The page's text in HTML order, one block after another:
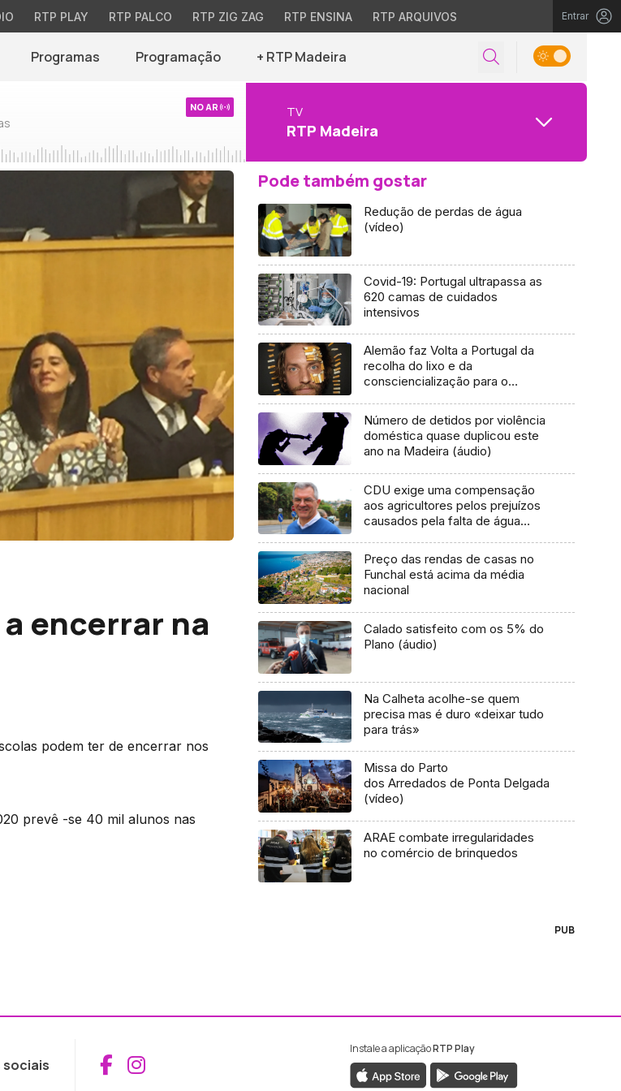
RTP PLAY RTP PALCO RTP ZIG ZAG RTP ENSINA RTP ARQUIVOS Entrar
Programas Programação + RTP Madeira
NO AR TV
RTP Madeira
encerrar na
podem ter de encerrar nos
prevê -se 40 mil alunos nas
Pode também gostar
Redução de perdas de água
(vídeo)
Covid-19: Portugal ultrapassa as
620 camas de cuidados
intensivos
Alemão faz Volta a Portugal da
recolha do lixo e da
consciencialização para o
Número de detidos por violência
doméstica quase duplicou este
ano na Madeira (áudio)
CDU exige uma compensação
aos agricultores pelos prejuízos
causados pela falta de água
Preço das rendas de casas no
Funchal está acima da média
nacional
Calado satisfeito com os 5% do
Plano (áudio)
Na Calheta acolhe-se quem
precisa mas é duro «deixar tudo
para trás»
Missa do Parto
dos Arredados de Ponta Delgada
(vídeo)
ARAE combate irregularidades
no comércio de brinquedos
PUB
sociais Aceder ao Facebook da RTP Madeira
Aceder ao Instagram da RTP Madeira
Instale a aplicaçãoRTP Play